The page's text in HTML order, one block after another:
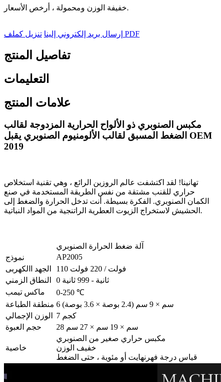
خفيفة الوزن ومحمولة ، أرخص الأسعار.
إرسال بريد إلكتروني إلينا تنزيل كملف PDF
تفاصيل المنتج
التعليمات
علامات المنتج
مكبس الصنوبري ذو الألواح الحرارية المزدوجة لقالب
الضغط المسبق لقالب الألومنيوم الصنوبري يقبل OEM
2019
تهانينا! لقد اكتشفت عالم الروزين الرائع ، وهي تقنية استخلاص
حراري للقنب مشتقة من نفس الطريقة المستخدمة في صنع
الكمان الصنوبري. الفكرة بسيطة. أنت تدخل الحرارة والضغط إلى
الحشيش لاستخراج الزيوت العطرية الراتنجية من المواد النباتية.
آلة ضغط الحرارة الصنوبري
نموذج
AP2005
الجهد االكهربى
110 فولت / 220 فولت
النطاق الزمني
0 ثانية - 999 ثانية
ماكس تيمب
0-250 ℃
منطقة الطباعة
6 سم × 9 سم (2.4 بوصة × 3.6 بوصة)
الوزن الإجمالي
7 كجم
حجم العبوة
28 سم × 19 سم × 27 سم
خاصية
مكبس حراري صغير من الصنوبري
خفيف الوزن
قياس درجة فهرنهايت أو مئوية ، حتى الضغط